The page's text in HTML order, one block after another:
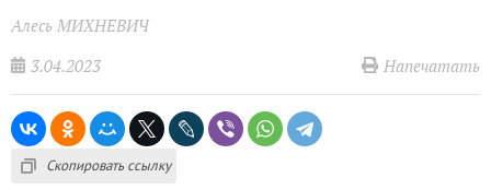
Алесь МИХНЕВИЧ
3.04.2023
Напечатать
Скопировать ссылку